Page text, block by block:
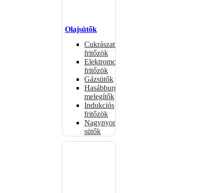
Olajsütők
Cukrászati
fritőzök
Elektromos
fritőzök
Gázsütők
Hasábburgonya
melegítők
Indukciós
fritőzök
Nagynyomású
sütők